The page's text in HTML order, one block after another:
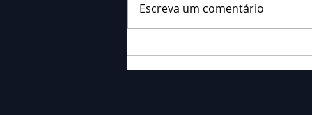
Falecimento: Sr. Neri
Ornieski
Escreva um comentário